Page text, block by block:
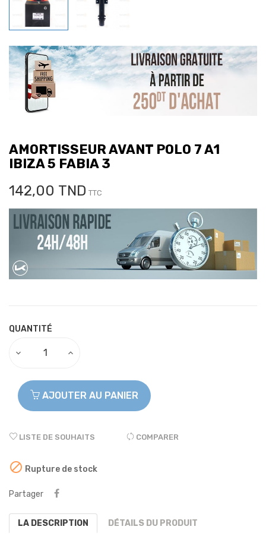
AMORTISSEUR AVANT POLO 7 A1
IBIZA 5 FABIA 3
142,00 TND TTC
QUANTITÉ
AJOUTER AU PANIER
LISTE DE SOUHAITS COMPARER
 Rupture de stock
Partager
LA DESCRIPTION DÉTAILS DU PRODUIT